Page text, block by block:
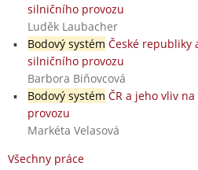
silničního provozu
Luděk Laubacher
Bodový systém České republiky
silničního provozu
Barbora Biňovcová
Bodový systém ČR a jeho vliv
provozu
Markéta Velasová
Všechny práce